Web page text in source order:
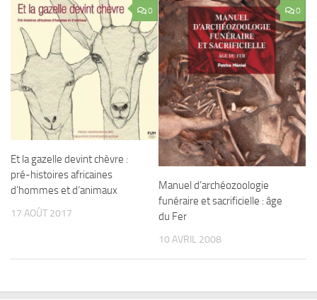
0
Et la gazelle devint chèvre :
pré-histoires africaines
d’hommes et d’animaux
17 AOÛT 2017
0
Manuel d’archéozoologie
funéraire et sacrificielle : âge
du Fer
10 AVRIL 2008